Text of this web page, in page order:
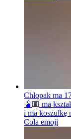
Chłopak ma
🫄🏼 ma
i ma koszulkę
Cola emoji